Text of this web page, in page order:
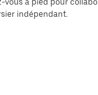
indépendant.